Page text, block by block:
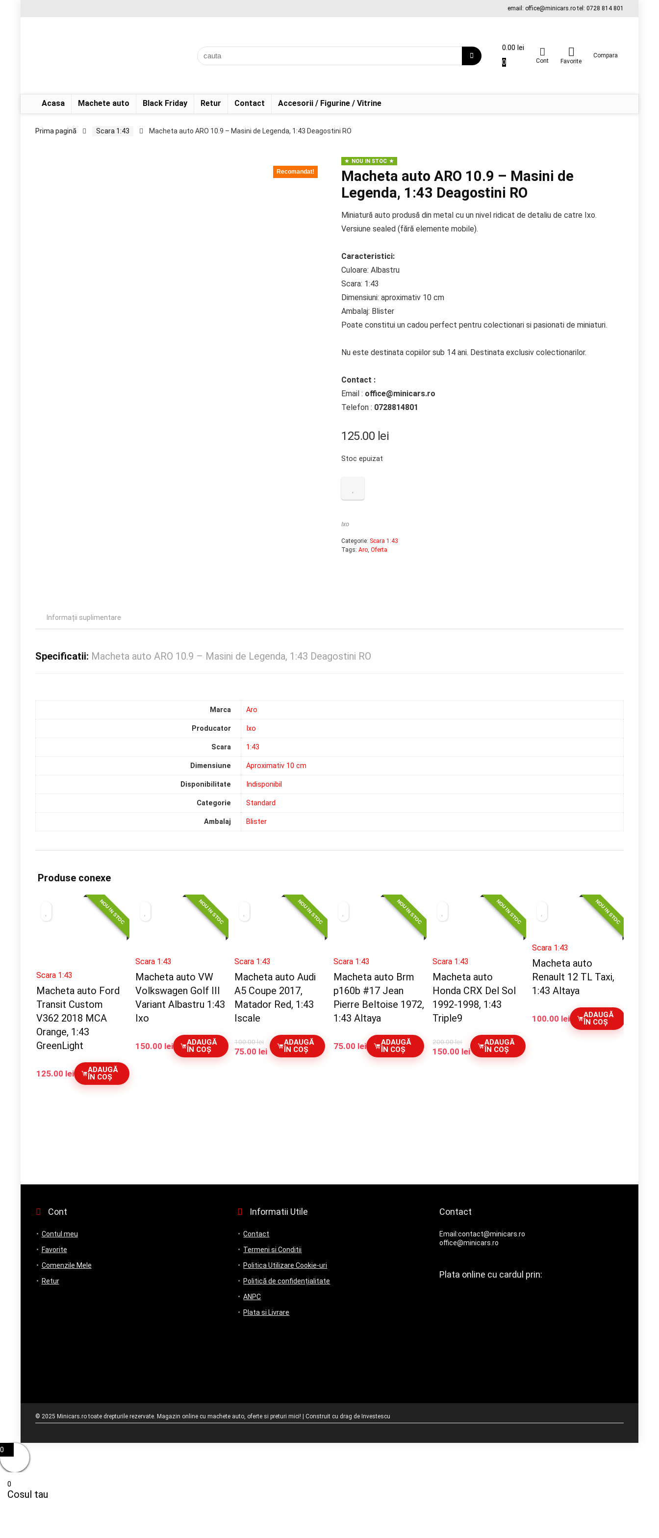
email: office@minicars.ro tel: 0728 814 801
0.00 lei
0
Cont Favorite
Compara
Acasa Machete auto Black Friday Retur Contact Accesorii / Figurine / Vitrine
Prima pagină Scara 1:43 Macheta auto ARO 10.9 – Masini de Legenda, 1:43 Deagostini RO
Recomandat!
NOU IN STOC
Macheta auto ARO 10.9 – Masini de
Legenda, 1:43 Deagostini RO
Miniatură auto produsă din metal cu un nivel ridicat de detaliu de catre Ixo.
Versiune sealed (fără elemente mobile).
Caracteristici:
Culoare: Albastru
Scara: 1:43
Dimensiuni: aproximativ 10 cm
Ambalaj: Blister
Poate constitui un cadou perfect pentru colectionari si pasionati de miniaturi.
Nu este destinata copiilor sub 14 ani. Destinata exclusiv colectionarilor.
Contact :
Email : office@minicars.ro
Telefon : 0728814801
125.00 lei
Stoc epuizat
Ixo
Categorie: Scara 1:43
Tags: Aro, Oferta
Informații suplimentare
Specificatii: Macheta auto ARO 10.9 – Masini de Legenda, 1:43 Deagostini RO
Marca Aro
Producator Ixo
Scara 1:43
Dimensiune Aproximativ 10 cm
Disponibilitate Indisponibil
Categorie Standard
Ambalaj Blister
Produse conexe
NOU IN STOC
Scara 1:43
Macheta auto Ford
Transit Custom
V362 2018 MCA
Orange, 1:43
GreenLight
125.00 lei
ADAUGĂ
ÎN COȘ
NOU IN STOC
Scara 1:43
Macheta auto VW
Volkswagen Golf III
Variant Albastru 1:43
Ixo
150.00 lei
ADAUGĂ
ÎN COȘ
NOU IN STOC
Scara 1:43
Macheta auto Audi
A5 Coupe 2017,
Matador Red, 1:43
Iscale
100.00lei
Prețul
75.00 leiPrețul
curent
ADAUGĂ
ÎN COȘ
NOU IN STOC
Scara 1:43
Macheta auto Brm
p160b #17 Jean
Pierre Beltoise 1972,
1:43 Altaya
75.00 lei
ADAUGĂ
ÎN COȘ
NOU IN STOC
Scara 1:43
Macheta auto
Honda CRX Del Sol
1992-1998, 1:43
Triple9
200.00lei
Prețul
150.00 leiPrețul
curent
ADAUGĂ
ÎN COȘ
NOU IN STOC
Scara 1:43
Macheta auto
Renault 12 TL Taxi,
1:43 Altaya
100.00 lei
ADAUGĂ
ÎN COȘ
Cont
Contul meu
Favorite
Comenzile Mele
Retur
Informatii Utile
Contact
Termeni si Conditii
Politica Utilizare Cookie-uri
Politică de confidențialitate
ANPC
Plata si Livrare
Contact
Email:contact@minicars.ro
office@minicars.ro
Plata online cu cardul prin:
© 2025 Minicars.ro toate drepturile rezervate. Magazin online cu machete auto, oferte si preturi mici! | Construit cu drag de Investescu
0
0
Cosul tau